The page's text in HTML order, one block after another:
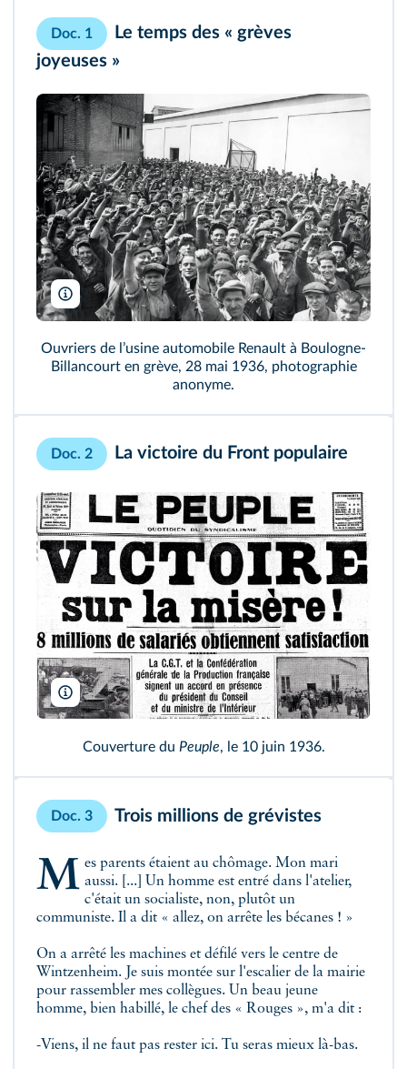
Doc. 1
Le temps des « grèves
joyeuses »
SZ Photo/Scherl/Bridgeman
Ouvriers de lʼusine automobile Renault à Boulogne-
Billancourt en grève, 28 mai 1936, photographie
anonyme.
Doc. 2 La victoire du Front populaire
Roger-Viollet
Couverture du Peuple, le 10 juin 1936.
Doc. 3 Trois millions de grévistes
Mes parents étaient au chômage. Mon mari aussi. [...] Un homme est entré dans l'atelier,
c'était un socialiste, non, plutôt un
communiste. Il a dit « allez, on arrête les bécanes ! »
On a arrêté les machines et défilé vers le centre de
Wintzenheim. Je suis montée sur l'escalier de la mairie
pour rassembler mes collègues. Un beau jeune
homme, bien habillé, le chef des « Rouges », m'a dit :
-Viens, il ne faut pas rester ici. Tu seras mieux là-bas.